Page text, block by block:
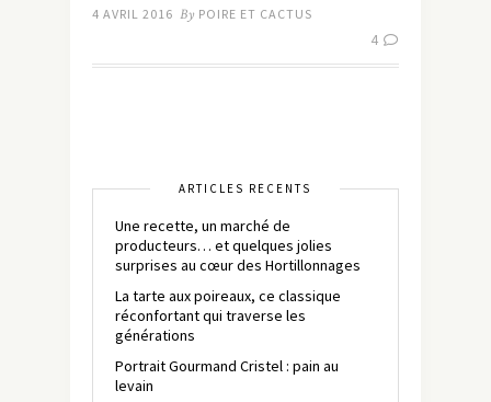
4 AVRIL 2016 By POIRE ET CACTUS
4
ARTICLES RÉCENTS
Une recette, un marché de
producteurs… et quelques jolies
surprises au cœur des Hortillonnages
La tarte aux poireaux, ce classique
réconfortant qui traverse les
générations
Portrait Gourmand Cristel : pain au
levain